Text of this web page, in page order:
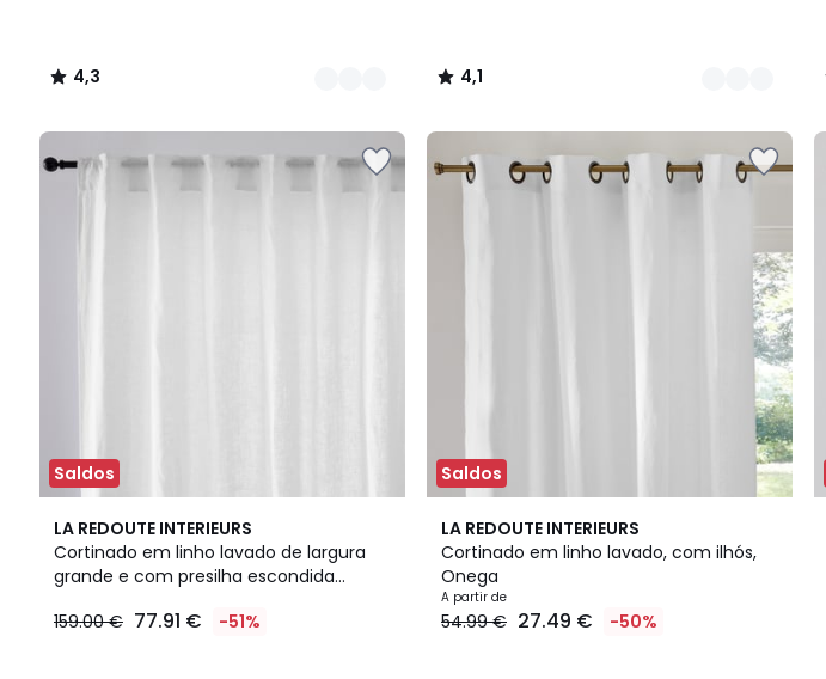
€
vez
de
54.99
4,3
/
4,1
/
Saldos
LA REDOUTE INTERIEURS
Cortinado em linho lavado de largura
grande e com presilha escondida
159.00 € 77.91 € -51%
4,2
/ 5
3
Cores
Saldos
LA REDOUTE INTERIEURS
Cortinado em linho lavado, com ilhós,
Onega
A partir de
54.99 € 27.49 € -50%
4,3
/ 5
12
Cores